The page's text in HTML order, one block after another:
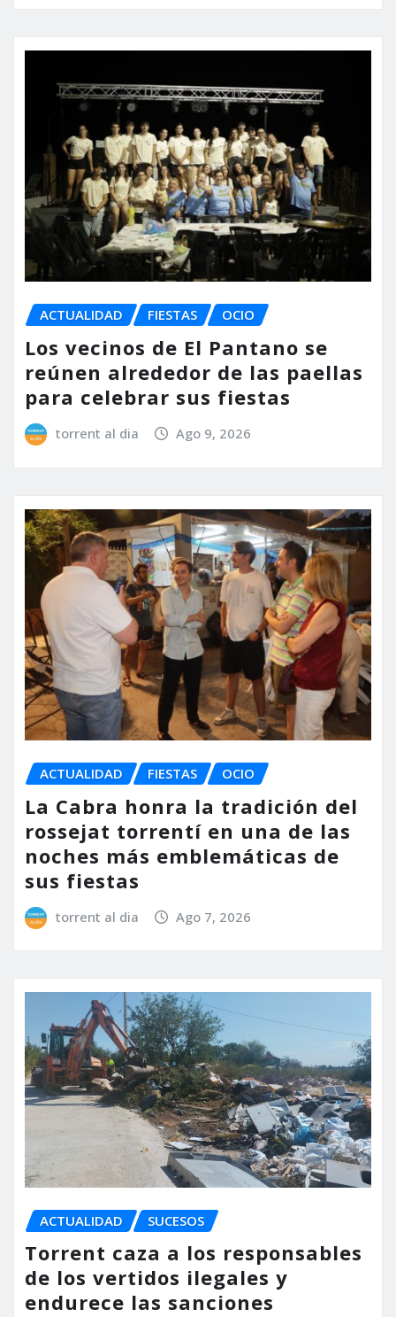
ACTUALIDAD FIESTAS OCIO
Los vecinos de El Pantano se
reúnen alrededor de las paellas
para celebrar sus fiestas
torrent al dia Ago 9, 2026
ACTUALIDAD FIESTAS OCIO
La Cabra honra la tradición del
rossejat torrentí en una de las
noches más emblemáticas de
sus fiestas
torrent al dia Ago 7, 2026
ACTUALIDAD SUCESOS
Torrent caza a los responsables
de los vertidos ilegales y
endurece las sanciones